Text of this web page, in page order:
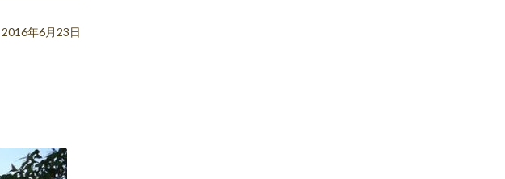
2016年6月23日